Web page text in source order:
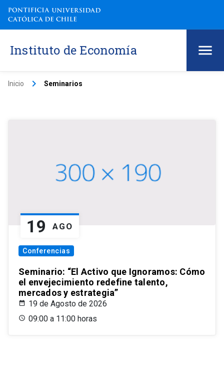
Instituto de Economía
Inicio keyboard_arrow_right Seminarios
19 AGO
Conferencias
Seminario: “El Activo que Ignoramos: Cómo
el envejecimiento redefine talento,
mercados y estrategia”
19 de Agosto de 2026
09:00 a 11:00 horas